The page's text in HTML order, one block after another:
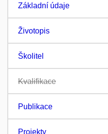
Základní údaje
Životopis
Školitel
Kvalifikace
Publikace
Projekty